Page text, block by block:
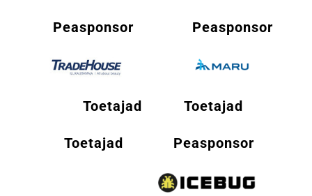
Peasponsor Peasponsor
Toetajad Toetajad
Toetajad Peasponsor